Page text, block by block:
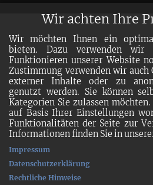
Wir achten Ihre
Wir möchten Ihnen ein
bieten. Dazu verwenden
Funktionieren unserer Website
Zustimmung verwenden wir auch
externer Inhalte oder zu
genutzt werden. Sie können
Kategorien Sie zulassen
auf Basis Ihrer Einstellungen
Funktionalitäten der Seite zur
Informationen finden Sie in
Impressum
Datenschutzerklärung
Rechtliche Hinweise